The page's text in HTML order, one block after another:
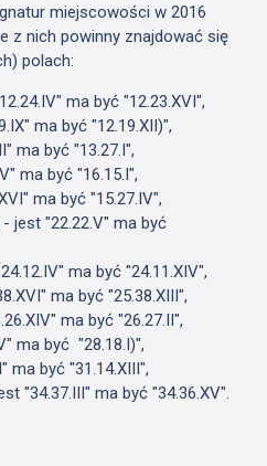
miejscowości w 2016
z nich powinny znajdować się
polach:
ma być "12.23.XVI",
ma być "12.19.XII)",
ma być "13.27.I",
ma być "16.15.I",
ma być "15.27.IV",
jest "22.22.V" ma być
ma być "24.11.XIV",
ma być "25.38.XIII",
ma być "26.27.II",
ma być "28.18.I)",
ma być "31.14.XIII",
"34.37.III" ma być "34.36.XV".